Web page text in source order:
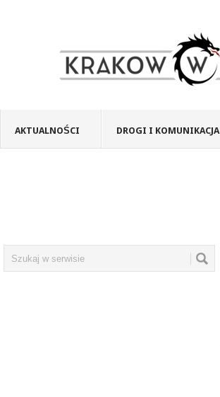
AKTUALNOŚCI DROGI I KOMUNIKACJA